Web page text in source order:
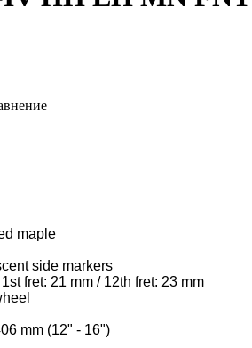
maple
side markers
fret: 21 mm / 12th fret: 23 mm
mm (12" - 16")